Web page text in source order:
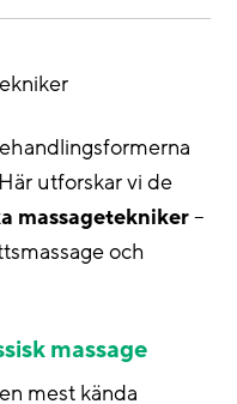
utforskar vi de
massagetekniker–
och
massage
mest kända